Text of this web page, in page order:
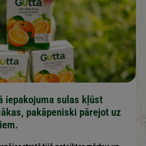
iepakojuma sulas kļūst
pakāpeniski pārejot uz